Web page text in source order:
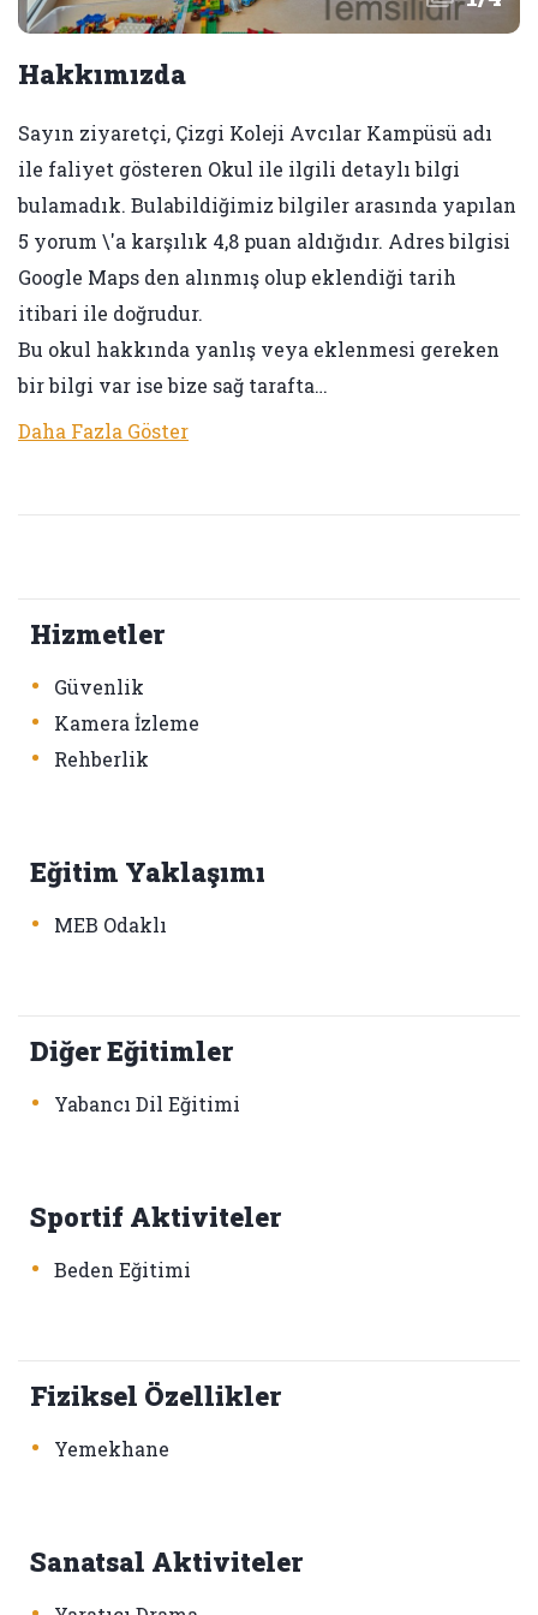
Hakkımızda
Sayın ziyaretçi, Çizgi Koleji Avcılar Kampüsü adı
ile faliyet gösteren Okul ile ilgili detaylı bilgi
bulamadık. Bulabildiğimiz bilgiler arasında yapılan
5 yorum \'a karşılık 4,8 puan aldığıdır. Adres bilgisi
Google Maps den alınmış olup eklendiği tarih
itibari ile doğrudur.
Bu okul hakkında yanlış veya eklenmesi gereken
bir bilgi var ise bize sağ tarafta…
Daha Fazla Göster
Hizmetler
• Güvenlik
• Kamera İzleme
• Rehberlik
Eğitim Yaklaşımı
• MEB Odaklı
Diğer Eğitimler
• Yabancı Dil Eğitimi
Sportif Aktiviteler
• Beden Eğitimi
Fiziksel Özellikler
• Yemekhane
Sanatsal Aktiviteler